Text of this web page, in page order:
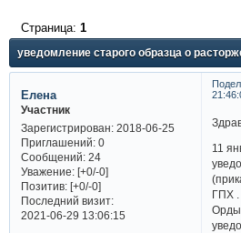
уведомление старого образца о
Страница: 1
Елена
Участник
Зарегистрирован: 2018-06-25
Приглашений:0
Сообщений:24
Уважение: [+0/-0]
Позитив: [+0/-0]
Последний визит:
2021-06-29 13:06:15
11
ГПХ .